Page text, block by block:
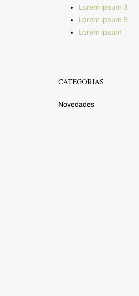
Lorem ipsum 3
Lorem ipsum 5
Lorem ipsum
CATEGORÍAS
Novedades